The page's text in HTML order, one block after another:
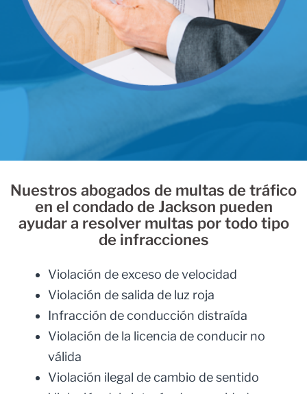
Nuestros abogados de multas de tráfico
en el condado de Jackson pueden
ayudar a resolver multas por todo tipo
de infracciones
Violación de exceso de velocidad
Violación de salida de luz roja
Infracción de conducción distraída
Violación de la licencia de conducir no
válida
Violación ilegal de cambio de sentido